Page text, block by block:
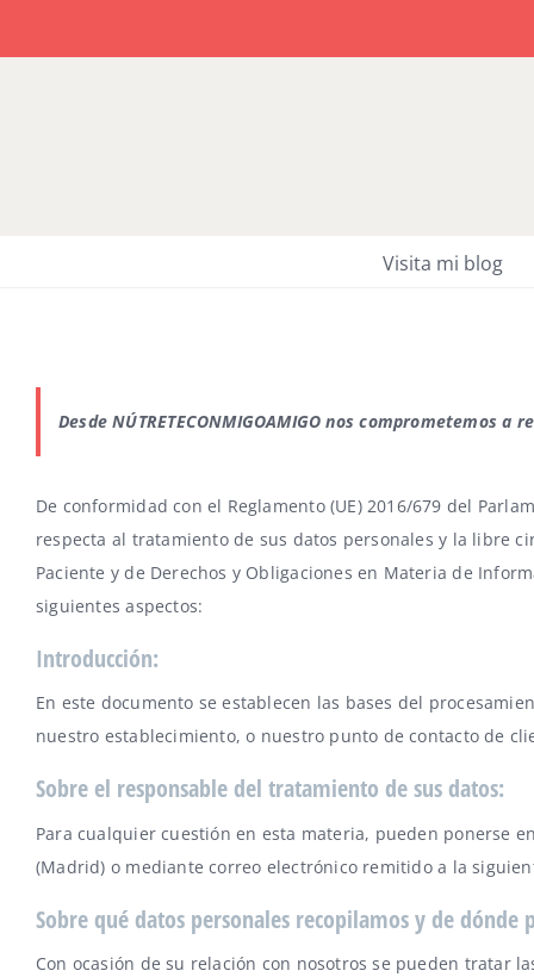
Visita mi blog
Desde NÚTRETECONMIGOAMIGO nos comprometemos
De conformidad con el Reglamento (UE) 2016/679 del
respecta al tratamiento de sus datos personales y la libre
Paciente y de Derechos y Obligaciones en Materia de
siguientes aspectos:
Introducción:
En este documento se establecen las bases del
nuestro establecimiento, o nuestro punto de contacto de
Sobre el responsable del tratamiento de sus datos:
Para cualquier cuestión en esta materia, pueden ponerse
(Madrid) o mediante correo electrónico remitido a la
Sobre qué datos personales recopilamos y de dónde
Con ocasión de su relación con nosotros se pueden tratar